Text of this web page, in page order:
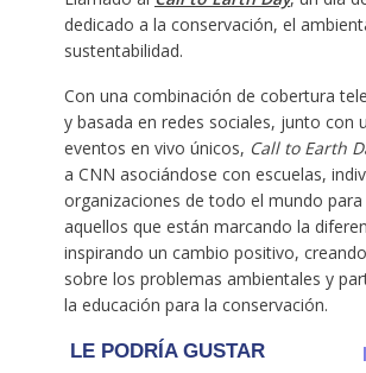
dedicado a la conservación, el
sustentabilidad.
Con una combinación de cobertura
y basada en redes sociales, junto con
eventos en vivo únicos, Call to Earth
a CNN asociándose con escuelas,
organizaciones de todo el mundo
aquellos que están marcando la
inspirando un cambio positivo,
sobre los problemas ambientales y
la educación para la conservación.